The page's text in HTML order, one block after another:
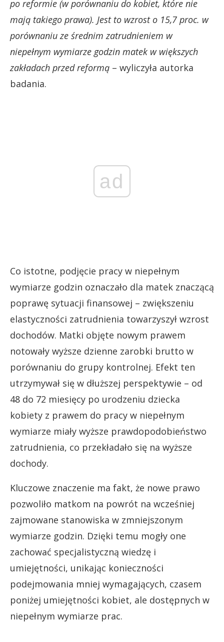
po reformie (w porównaniu do kobiet, które nie
mają takiego prawa). Jest to wzrost o 15,7 proc. w
porównaniu ze średnim zatrudnieniem w
niepełnym wymiarze godzin matek w większych
zakładach przed reformą – wyliczyła autorka
badania.
ad
Co istotne, podjęcie pracy w niepełnym
wymiarze godzin oznaczało dla matek znaczącą
poprawę sytuacji finansowej – zwiększeniu
elastyczności zatrudnienia towarzyszył wzrost
dochodów. Matki objęte nowym prawem
notowały wyższe dzienne zarobki brutto w
porównaniu do grupy kontrolnej. Efekt ten
utrzymywał się w dłuższej perspektywie – od
48 do 72 miesięcy po urodzeniu dziecka
kobiety z prawem do pracy w niepełnym
wymiarze miały wyższe prawdopodobieństwo
zatrudnienia, co przekładało się na wyższe
dochody.
Kluczowe znaczenie ma fakt, że nowe prawo
pozwoliło matkom na powrót na wcześniej
zajmowane stanowiska w zmniejszonym
wymiarze godzin. Dzięki temu mogły one
zachować specjalistyczną wiedzę i
umiejętności, unikając konieczności
podejmowania mniej wymagających, czasem
poniżej umiejętności kobiet, ale dostępnych w
niepełnym wymiarze prac.